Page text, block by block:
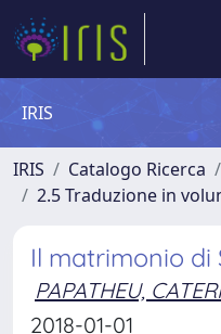
IRIS
IRIS Catalogo Ricerca
2.5 Traduzione in
Il matrimonio di
PAPATHEU,
2018-01-01